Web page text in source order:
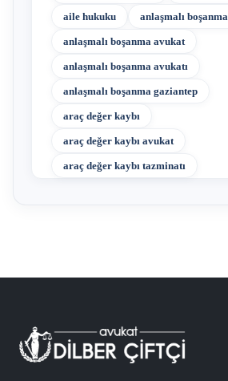
aile hukuku anlaşmalı boşanma
anlaşmalı boşanma avukat
anlaşmalı boşanma avukatı
anlaşmalı boşanma gaziantep
araç değer kaybı
araç değer kaybı avukat
araç değer kaybı tazminatı